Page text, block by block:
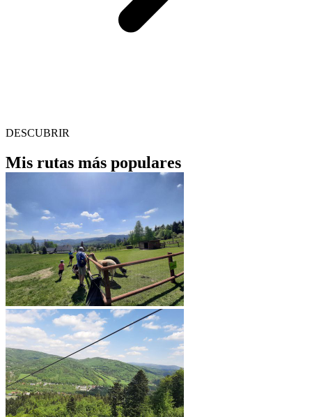
DESCUBRIR
Mis rutas más populares